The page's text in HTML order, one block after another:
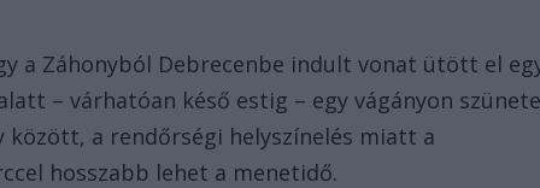
a Záhonyból Debrecenbe indult vonat ütött el
– várhatóan késő estig – egy vágányon
között, a rendőrségi helyszínelés miatt a
hosszabb lehet a menetidő.